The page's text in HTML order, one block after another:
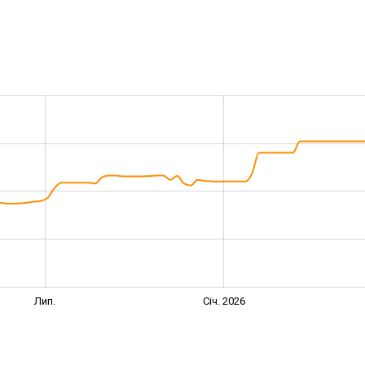
Лип. Січ. 2026